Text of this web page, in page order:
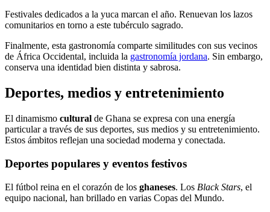
Festivales dedicados a la yuca marcan el año. Renuevan los lazos
comunitarios en torno a este tubérculo sagrado.
Finalmente, esta gastronomía comparte similitudes con sus vecinos
de África Occidental, incluida la gastronomía jordana. Sin embargo,
conserva una identidad bien distinta y sabrosa.
Deportes, medios y entretenimiento
El dinamismo cultural de Ghana se expresa con una energía
particular a través de sus deportes, sus medios y su entretenimiento.
Estos ámbitos reflejan una sociedad moderna y conectada.
Deportes populares y eventos festivos
El fútbol reina en el corazón de los ghaneses. Los Black Stars, el
equipo nacional, han brillado en varias Copas del Mundo.